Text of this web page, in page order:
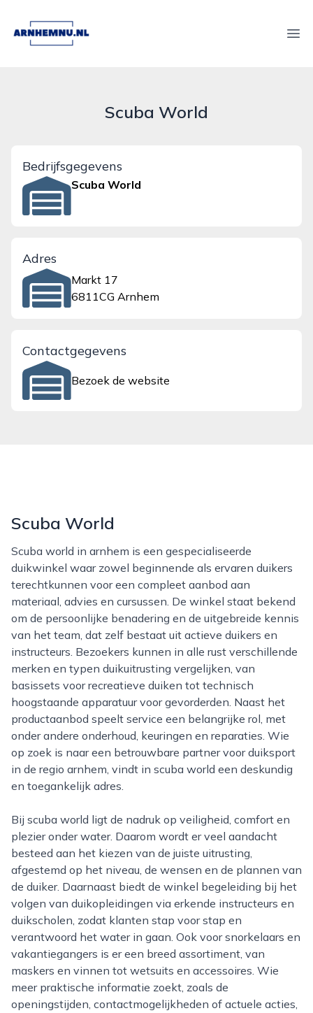
arnhemnu.nl
Scuba World
Bedrijfsgegevens
Scuba World
Adres
Markt 17
6811CG Arnhem
Contactgegevens
Bezoek de website
Scuba World
Scuba world in arnhem is een gespecialiseerde
duikwinkel waar zowel beginnende als ervaren duikers
terechtkunnen voor een compleet aanbod aan
materiaal, advies en cursussen. De winkel staat bekend
om de persoonlijke benadering en de uitgebreide kennis
van het team, dat zelf bestaat uit actieve duikers en
instructeurs. Bezoekers kunnen in alle rust verschillende
merken en typen duikuitrusting vergelijken, van
basissets voor recreatieve duiken tot technisch
hoogstaande apparatuur voor gevorderden. Naast het
productaanbod speelt service een belangrijke rol, met
onder andere onderhoud, keuringen en reparaties. Wie
op zoek is naar een betrouwbare partner voor duiksport
in de regio arnhem, vindt in scuba world een deskundig
en toegankelijk adres.
Bij scuba world ligt de nadruk op veiligheid, comfort en
plezier onder water. Daarom wordt er veel aandacht
besteed aan het kiezen van de juiste uitrusting,
afgestemd op het niveau, de wensen en de plannen van
de duiker. Daarnaast biedt de winkel begeleiding bij het
volgen van duikopleidingen via erkende instructeurs en
duikscholen, zodat klanten stap voor stap en
verantwoord het water in gaan. Ook voor snorkelaars en
vakantiegangers is er een breed assortiment, van
maskers en vinnen tot wetsuits en accessoires. Wie
meer praktische informatie zoekt, zoals de
openingstijden, contactmogelijkheden of actuele acties,